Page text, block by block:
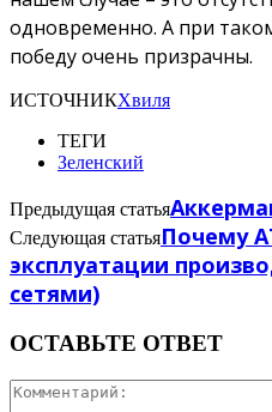
одновременно. А при
победу очень призрачны.
ИСТОЧНИКХвиля
ТЕГИ
Зеленский
Предыдущая статья
Следующая статьяПочему
эксплуатации
сетями)
ОСТАВЬТЕ ОТВЕТ